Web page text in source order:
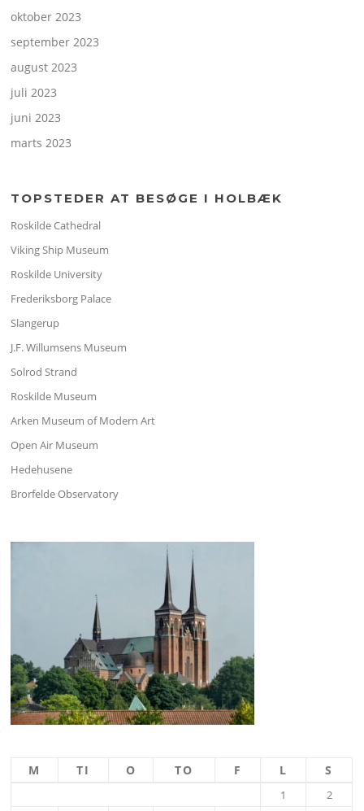
oktober 2023
september 2023
august 2023
juli 2023
juni 2023
marts 2023
TOPSTEDER AT BESØGE I HOLBÆK
Roskilde Cathedral
Viking Ship Museum
Roskilde University
Frederiksborg Palace
Slangerup
J.F. Willumsens Museum
Solrod Strand
Roskilde Museum
Arken Museum of Modern Art
Open Air Museum
Hedehusene
Brorfelde Observatory
M TI O TO F L S
1
2